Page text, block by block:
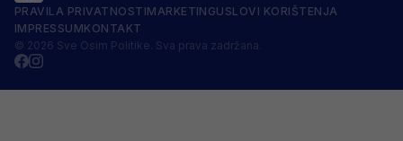
PRAVILA PRIVATNOSTIMARKETINGUSLOVI KORIŠTENJA
IMPRESSUMKONTAKT
© 2026 Sve Osim Politike. Sva prava zadržana.